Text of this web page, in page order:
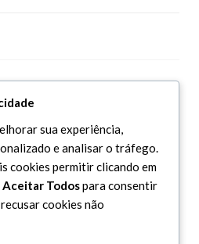
sua experiência,
e analisar o tráfego.
cookies permitir clicando em
Aceitar Todospara consentir
cookies não